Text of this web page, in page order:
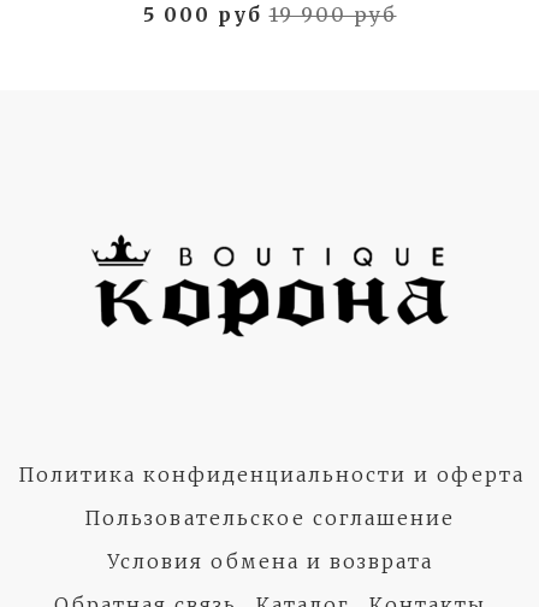
5 000 руб19 900 руб
Политика конфиденциальности и оферта
Пользовательское соглашение
Условия обмена и возврата